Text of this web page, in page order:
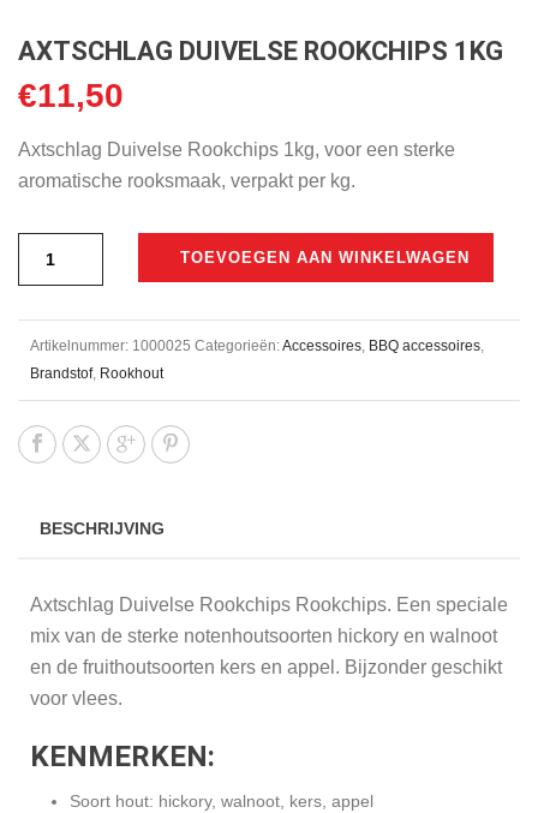
AXTSCHLAG DUIVELSE ROOKCHIPS 1KG
€11,50
Axtschlag Duivelse Rookchips 1kg, voor een sterke
aromatische rooksmaak, verpakt per kg.
TOEVOEGEN AAN WINKELWAGEN
Artikelnummer: 1000025 Categorieën:Accessoires, BBQ accessoires,
Brandstof, Rookhout
BESCHRIJVING
Axtschlag Duivelse Rookchips Rookchips. Een speciale
mix van de sterke notenhoutsoorten hickory en walnoot
en de fruithoutsoorten kers en appel. Bijzonder geschikt
voor vlees.
KENMERKEN:
Soort hout: hickory, walnoot, kers, appel